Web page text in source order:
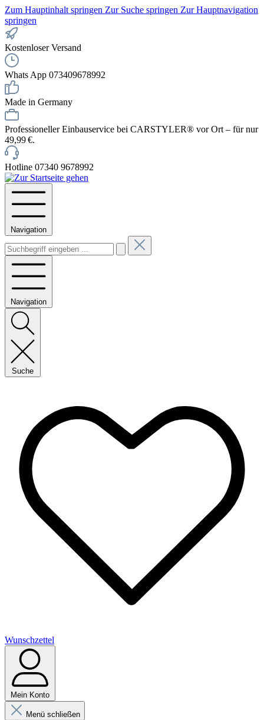
Zum Hauptinhalt springen Zur Suche springen Zur Hauptnavigation
springen
Kostenloser Versand
Whats App 073409678992
Made in Germany
Professioneller Einbauservice bei CARSTYLER® vor Ort – für nur
49,99 €.
Hotline 07340 9678992
Navigation
Navigation
Suche
Wunschzettel
Mein Konto
Menü schließen